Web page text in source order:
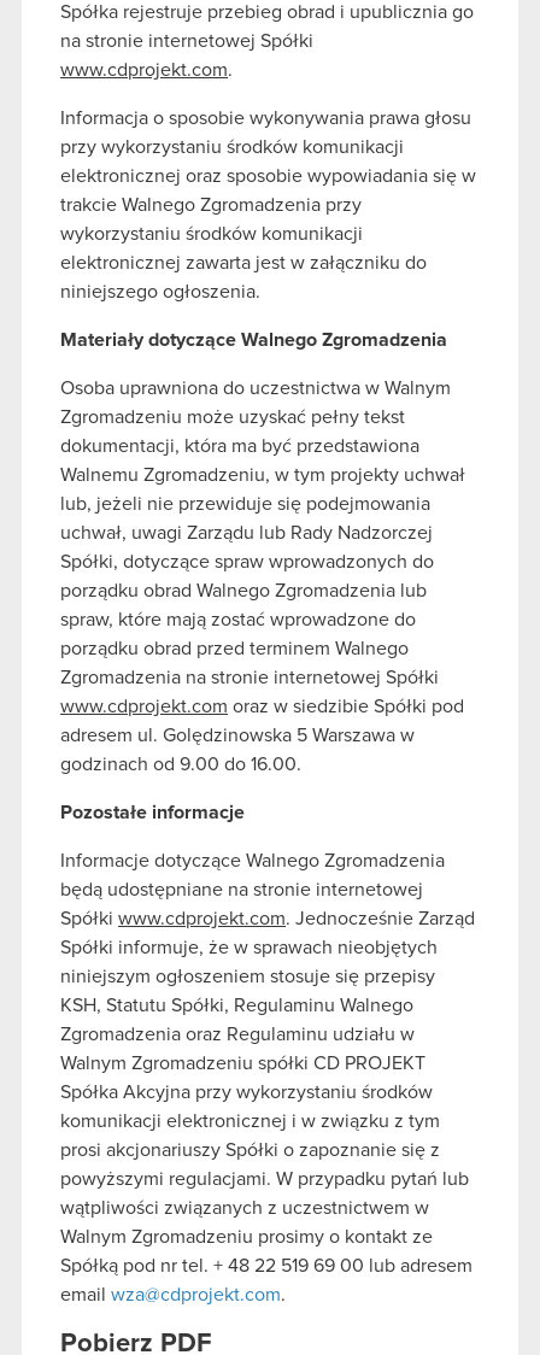
Spółka rejestruje przebieg obrad i upublicznia go
na stronie internetowej Spółki
www.cdprojekt.com.
Informacja o sposobie wykonywania prawa głosu
przy wykorzystaniu środków komunikacji
elektronicznej oraz sposobie wypowiadania się w
trakcie Walnego Zgromadzenia przy
wykorzystaniu środków komunikacji
elektronicznej zawarta jest w załączniku do
niniejszego ogłoszenia.
Materiały dotyczące Walnego Zgromadzenia
Osoba uprawniona do uczestnictwa w Walnym
Zgromadzeniu może uzyskać pełny tekst
dokumentacji, która ma być przedstawiona
Walnemu Zgromadzeniu, w tym projekty uchwał
lub, jeżeli nie przewiduje się podejmowania
uchwał, uwagi Zarządu lub Rady Nadzorczej
Spółki, dotyczące spraw wprowadzonych do
porządku obrad Walnego Zgromadzenia lub
spraw, które mają zostać wprowadzone do
porządku obrad przed terminem Walnego
Zgromadzenia na stronie internetowej Spółki
www.cdprojekt.com oraz w siedzibie Spółki pod
adresem ul. Golędzinowska 5 Warszawa w
godzinach od 9.00 do 16.00.
Pozostałe informacje
Informacje dotyczące Walnego Zgromadzenia
będą udostępniane na stronie internetowej
Spółki www.cdprojekt.com. Jednocześnie Zarząd
Spółki informuje, że w sprawach nieobjętych
niniejszym ogłoszeniem stosuje się przepisy
KSH, Statutu Spółki, Regulaminu Walnego
Zgromadzenia oraz Regulaminu udziału w
Walnym Zgromadzeniu spółki CD PROJEKT
Spółka Akcyjna przy wykorzystaniu środków
komunikacji elektronicznej i w związku z tym
prosi akcjonariuszy Spółki o zapoznanie się z
powyższymi regulacjami. W przypadku pytań lub
wątpliwości związanych z uczestnictwem w
Walnym Zgromadzeniu prosimy o kontakt ze
Spółką pod nr tel. + 48 22 519 69 00 lub adresem
email wza@cdprojekt.com.
Pobierz PDF